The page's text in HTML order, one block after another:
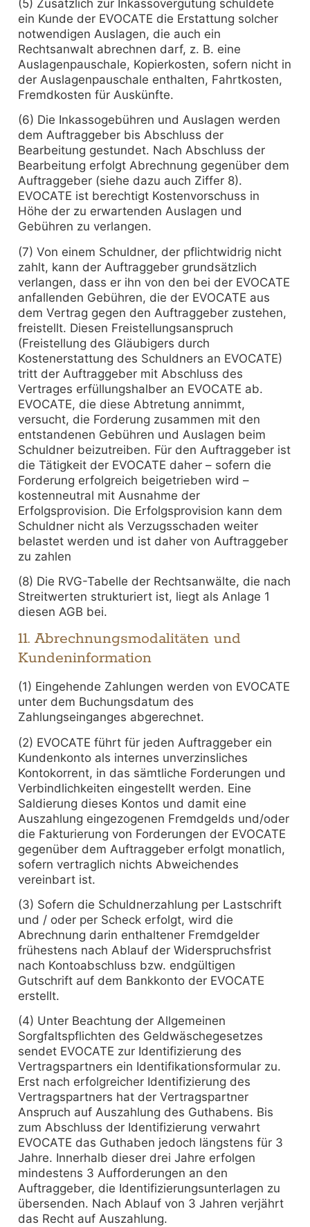
(5) Zusätzlich zur Inkassovergütung schuldete
ein Kunde der EVOCATE die Erstattung solcher
notwendigen Auslagen, die auch ein
Rechtsanwalt abrechnen darf, z. B. eine
Auslagenpauschale, Kopierkosten, sofern nicht in
der Auslagenpauschale enthalten, Fahrtkosten,
Fremdkosten für Auskünfte.
(6) Die Inkassogebühren und Auslagen werden
dem Auftraggeber bis Abschluss der
Bearbeitung gestundet. Nach Abschluss der
Bearbeitung erfolgt Abrechnung gegenüber dem
Auftraggeber (siehe dazu auch Ziffer 8).
EVOCATE ist berechtigt Kostenvorschuss in
Höhe der zu erwartenden Auslagen und
Gebühren zu verlangen.
(7) Von einem Schuldner, der pflichtwidrig nicht
zahlt, kann der Auftraggeber grundsätzlich
verlangen, dass er ihn von den bei der EVOCATE
anfallenden Gebühren, die der EVOCATE aus
dem Vertrag gegen den Auftraggeber zustehen,
freistellt. Diesen Freistellungsanspruch
(Freistellung des Gläubigers durch
Kostenerstattung des Schuldners an EVOCATE)
tritt der Auftraggeber mit Abschluss des
Vertrages erfüllungshalber an EVOCATE ab.
EVOCATE, die diese Abtretung annimmt,
versucht, die Forderung zusammen mit den
entstandenen Gebühren und Auslagen beim
Schuldner beizutreiben. Für den Auftraggeber ist
die Tätigkeit der EVOCATE daher – sofern die
Forderung erfolgreich beigetrieben wird –
kostenneutral mit Ausnahme der
Erfolgsprovision. Die Erfolgsprovision kann dem
Schuldner nicht als Verzugsschaden weiter
belastet werden und ist daher von Auftraggeber
zu zahlen
(8) Die RVG-Tabelle der Rechtsanwälte, die nach
Streitwerten strukturiert ist, liegt als Anlage 1
diesen AGB bei.
11. Abrechnungsmodalitäten und
Kundeninformation
(1) Eingehende Zahlungen werden von EVOCATE
unter dem Buchungsdatum des
Zahlungseinganges abgerechnet.
(2) EVOCATE führt für jeden Auftraggeber ein
Kundenkonto als internes unverzinsliches
Kontokorrent, in das sämtliche Forderungen und
Verbindlichkeiten eingestellt werden. Eine
Saldierung dieses Kontos und damit eine
Auszahlung eingezogenen Fremdgelds und/oder
die Fakturierung von Forderungen der EVOCATE
gegenüber dem Auftraggeber erfolgt monatlich,
sofern vertraglich nichts Abweichendes
vereinbart ist.
(3) Sofern die Schuldnerzahlung per Lastschrift
und / oder per Scheck erfolgt, wird die
Abrechnung darin enthaltener Fremdgelder
frühestens nach Ablauf der Widerspruchsfrist
nach Kontoabschluss bzw. endgültigen
Gutschrift auf dem Bankkonto der EVOCATE
erstellt.
(4) Unter Beachtung der Allgemeinen
Sorgfaltspflichten des Geldwäschegesetzes
sendet EVOCATE zur Identifizierung des
Vertragspartners ein Identifikationsformular zu.
Erst nach erfolgreicher Identifizierung des
Vertragspartners hat der Vertragspartner
Anspruch auf Auszahlung des Guthabens. Bis
zum Abschluss der Identifizierung verwahrt
EVOCATE das Guthaben jedoch längstens für 3
Jahre. Innerhalb dieser drei Jahre erfolgen
mindestens 3 Aufforderungen an den
Auftraggeber, die Identifizierungsunterlagen zu
übersenden. Nach Ablauf von 3 Jahren verjährt
das Recht auf Auszahlung.